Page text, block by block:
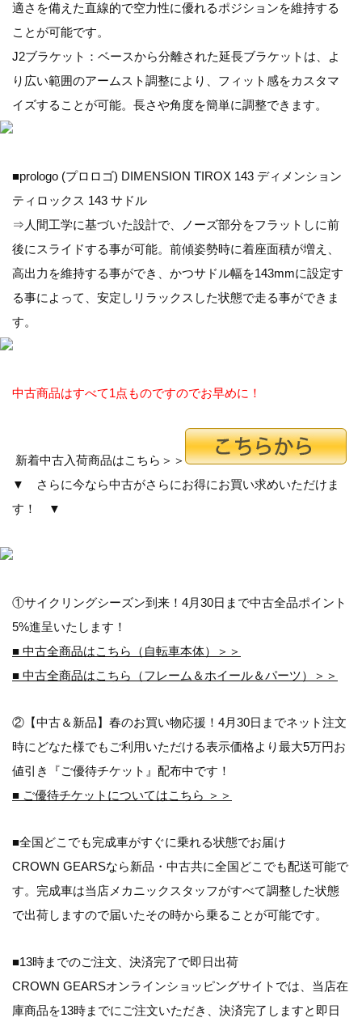
適さを備えた直線的で空力性に優れるポジションを維持する
ことが可能です。
J2ブラケット：ベースから分離された延長ブラケットは、よ
り広い範囲のアームスト調整により、フィット感をカスタマ
イズすることが可能。長さや角度を簡単に調整できます。
■prologo (プロロゴ) DIMENSION TIROX 143 ディメンション
ティロックス 143 サドル
⇒人間工学に基づいた設計で、ノーズ部分をフラットしに前
後にスライドする事が可能。前傾姿勢時に着座面積が増え、
高出力を維持する事ができ、かつサドル幅を143mmに設定す
る事によって、安定しリラックスした状態で走る事ができま
す。
中古商品はすべて1点ものですのでお早めに！
新着中古入荷商品はこちら＞＞
▼ さらに今なら中古がさらにお得にお買い求めいただけま
す！ ▼
①サイクリングシーズン到来！4月30日まで中古全品ポイント
5%進呈いたします！
■ 中古全商品はこちら（自転車本体）＞＞
■ 中古全商品はこちら（フレーム＆ホイール＆パーツ）＞＞
②【中古＆新品】春のお買い物応援！4月30日までネット注文
時にどなた様でもご利用いただける表示価格より最大5万円お
値引き『ご優待チケット』配布中です！
■ ご優待チケットについてはこちら ＞＞
■全国どこでも完成車がすぐに乗れる状態でお届け
CROWN GEARSなら新品・中古共に全国どこでも配送可能で
す。完成車は当店メカニックスタッフがすべて調整した状態
で出荷しますので届いたその時から乗ることが可能です。
■13時までのご注文、決済完了で即日出荷
CROWN GEARSオンラインショッピングサイトでは、当店在
庫商品を13時までにご注文いただき、決済完了しますと即日